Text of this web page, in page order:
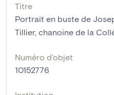
Titre
Portrait en buste de
Tillier, chanoine de la
Numéro d'objet
10152776